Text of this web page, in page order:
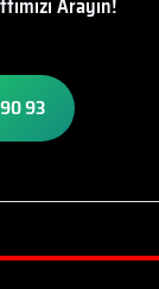
93